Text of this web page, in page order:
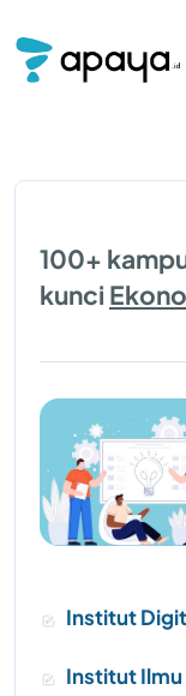
100+
kunci
Institut
Institut Ilmu